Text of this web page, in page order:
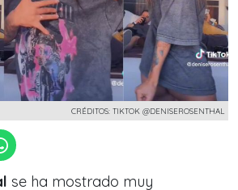
CRÉDITOS: TIKTOK @DENISEROSENTHAL
se ha mostrado muy